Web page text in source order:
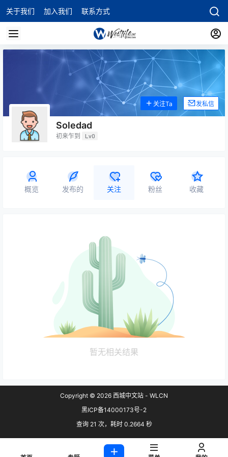
关于我们 加入我们 联系方式
Soledad
初来乍到 Lv0
关注Ta 发私信
概览 发布的 关注 粉丝 收藏
暂无相关结果
Copyright © 2026 西城中文站 - WLCN
黑ICP备14000173号-2
查询 21 次，耗时 0.2664 秒